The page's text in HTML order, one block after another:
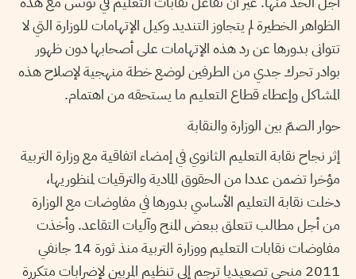
الظواهر الخطيرة لم يتجاوز التنديد وكيل الإتهامات للوزارة التي لا
تتوانى بدورها عن رد هذه الإتهامات على أصحابها دون ظهور
بوادر تحرك جدي من الطرفين لوضع خطة منهجية لإصلاح هذه
المشاكل وإعطاء قطاع التعليم ما يستحقه من اهتمام.
حوار الصمّ بين الوزارة والنقابة
إثر نجاح نقابة التعليم الثانوي في إمضاء اتفاقية مع وزارة التربية
مؤخرا تضمن عددا من الحقوق المادية والترقيات لمنظوريها،
دخلت نقابة التعليم الأساسي بدورها في مفاوضات مع الوزارة
من أجل مطالب تتعلق ببعض المنح وآليات التقاعد. وأخذت
مفاوضات نقابات التعليم ووزارة التربية منذ ثورة 14 جانفي
2011 منحى تصعيديا ترجم إلى تنظيم المربين لإضرابات متكررة